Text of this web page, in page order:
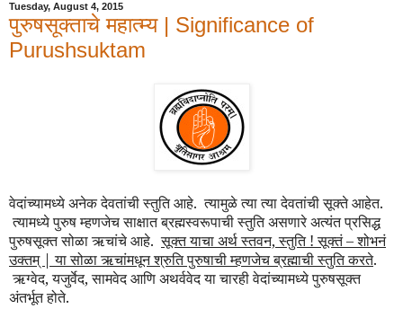
Tuesday, August 4, 2015
पुरुषसूक्ताचे महात्म्य | Significance of
Purushsuktam
वेदांच्यामध्ये अनेक देवतांची स्तुति आहे. त्यामुळे त्या त्या देवतांची सूक्ते आहेत.
त्यामध्ये पुरुष म्हणजेच साक्षात ब्रह्मस्वरूपाची स्तुति असणारे अत्यंत प्रसिद्ध
पुरुषसूक्त सोळा ऋचांचे आहे.सूक्त याचा अर्थ स्तवन, स्तुति ! सूक्तं – शोभनं
उक्तम् | या सोळा ऋचांमधून श्रुति पुरुषाची म्हणजेच ब्रह्माची स्तुति करते.
ऋग्वेद, यजुर्वेद, सामवेद आणि अथर्ववेद या चारही वेदांच्यामध्ये पुरुषसूक्त
अंतर्भूत होते.